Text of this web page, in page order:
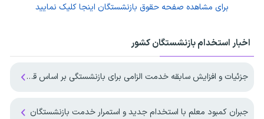
برای مشاهده صفحه حقوق بازنشستگان اینجا کلیک نمایید
اخبار استخدام بازنشستگان کشور
جزئیات و افزایش سابقه خدمت الزامی برای بازنشستگی بر اساس قانون برنامه هفتم
جبران کمبود معلم با استخدام جدید و استمرار خدمت بازنشستگان